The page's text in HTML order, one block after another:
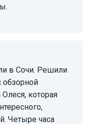
обзорной
которая
Четыре часа